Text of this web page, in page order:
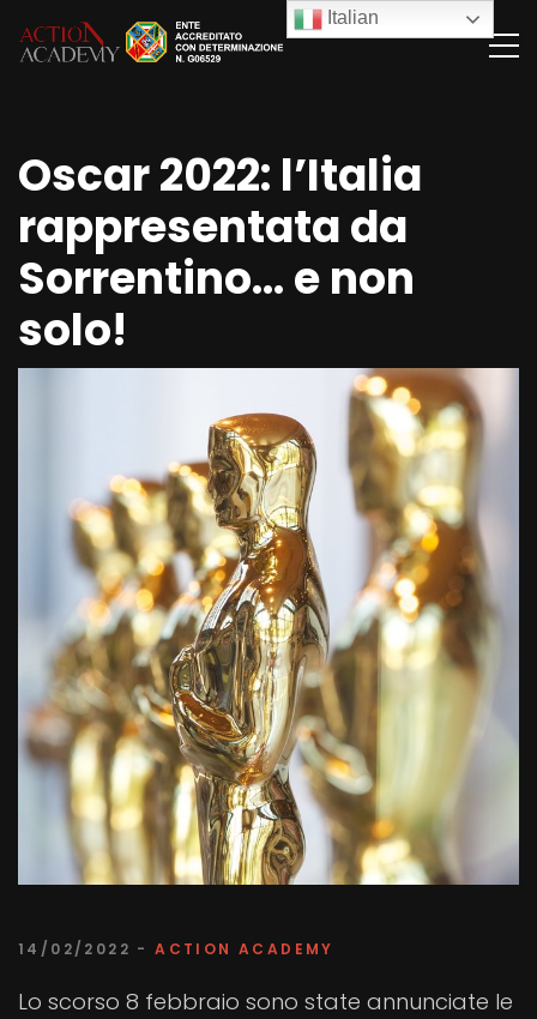
Oscar 2022: l’Italia
rappresentata da
Sorrentino… e non
solo!
14/02/2022 -ACTION ACADEMY
Lo scorso 8 febbraio sono state annunciate le
Italian